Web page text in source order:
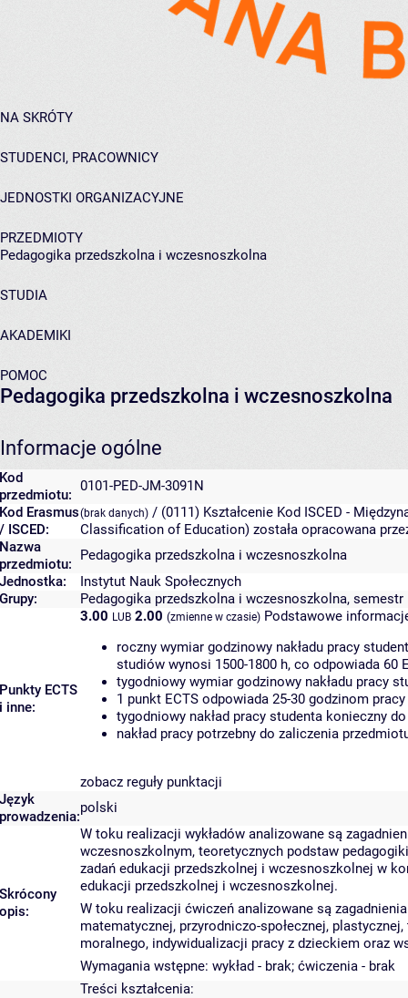
NA SKRÓTY
STUDENCI, PRACOWNICY
JEDNOSTKI ORGANIZACYJNE
PRZEDMIOTY
Pedagogika przedszkolna i wczesnoszkolna
STUDIA
AKADEMIKI
POMOC
Pedagogika przedszkolna i wczesnoszkolna
Informacje ogólne
Kod
przedmiotu:
0101-PED-JM-3091N
Kod Erasmus
/ ISCED:
(brak danych) / (0111) Kształcenie Kod ISCED -
Classification of Education) została opracowana
Nazwa
przedmiotu:
Pedagogika przedszkolna i wczesnoszkolna
Jednostka:
Instytut Nauk Społecznych
Grupy:
Pedagogika przedszkolna i wczesnoszkolna,
Punkty ECTS
i inne:
3.00 LUB 2.00 (zmienne w czasie) Podstawowe
roczny wymiar godzinowy nakładu pracy
studiów wynosi 1500-1800 h, co odpowiada 60
tygodniowy wymiar godzinowy nakładu pracy
1 punkt ECTS odpowiada 25-30 godzinom
tygodniowy nakład pracy studenta konieczny
nakład pracy potrzebny do zaliczenia
zobacz reguły punktacji
Język
prowadzenia:
polski
Skrócony
opis:
W toku realizacji wykładów analizowane są
wczesnoszkolnym, teoretycznych podstaw
zadań edukacji przedszkolnej i wczesnoszkolnej w
edukacji przedszkolnej i wczesnoszkolnej.
W toku realizacji ćwiczeń analizowane są
matematycznej, przyrodniczo-społecznej,
moralnego, indywidualizacji pracy z dzieckiem oraz
Wymagania wstępne: wykład - brak; ćwiczenia - brak
Treści kształcenia: